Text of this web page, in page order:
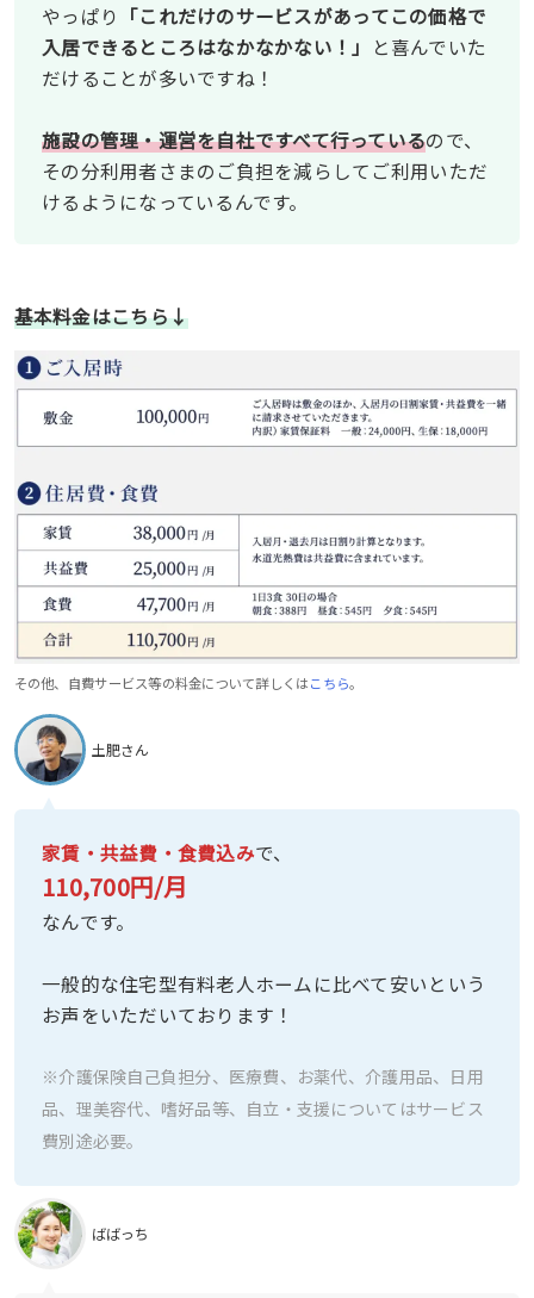
やっぱり 「これだけのサービスがあってこの価格で
入居できるところはなかなかない！」
と喜んでいた
だけることが多いですね！
施設の管理・運営を自社ですべて行っているので、
その分利用者さまのご負担を減らしてご利用いただ
けるようになっているんです。
基本料金はこちら↓
その他、自費サービス等の料金について詳しくはこちら。
土肥さん
家賃・共益費・食費込みで、
110,700円/月
なんです。
一般的な住宅型有料老人ホームに比べて安いという
お声をいただいております！
※介護保険自己負担分、医療費、お薬代、介護用品、日用
品、理美容代、嗜好品等、自立・支援についてはサービス
費別途必要。
ばばっち